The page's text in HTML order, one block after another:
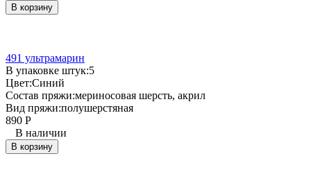
В корзину
491 ультрамарин
В упаковке штук:5
Цвет:Синий
Состав пряжи:мериносовая шерсть, акрил
Вид пряжи:полушерстяная
890 Р
В наличии
В корзину